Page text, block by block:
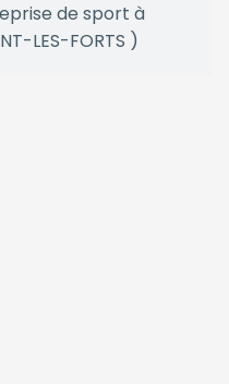
de sport à
LES-FORTS )